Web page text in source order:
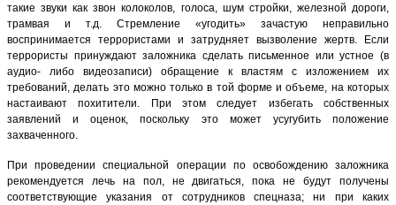
такие звуки как звон колоколов, голоса, шум стройки, железной дороги,
трамвая и т.д. Стремление «угодить» зачастую неправильно
воспринимается террористами и затрудняет вызволение жертв. Если
террористы принуждают заложника сделать письменное или устное (в
аудио- либо видеозаписи) обращение к властям с изложением их
требований, делать это можно только в той форме и объеме, на которых
настаивают похитители. При этом следует избегать собственных
заявлений и оценок, поскольку это может усугубить положение
захваченного.
При проведении специальной операции по освобождению заложника
рекомендуется лечь на пол, не двигаться, пока не будут получены
соответствующие указания от сотрудников спецназа; ни при каких